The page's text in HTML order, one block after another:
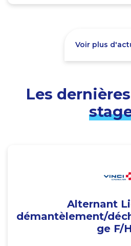
Voir plus
Les
Alternant
démantèlement/
ge F/H